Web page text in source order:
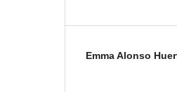
Emma Alonso